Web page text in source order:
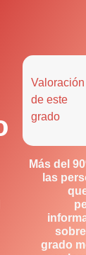
Valoración
de este
grado
Más del
las
grado